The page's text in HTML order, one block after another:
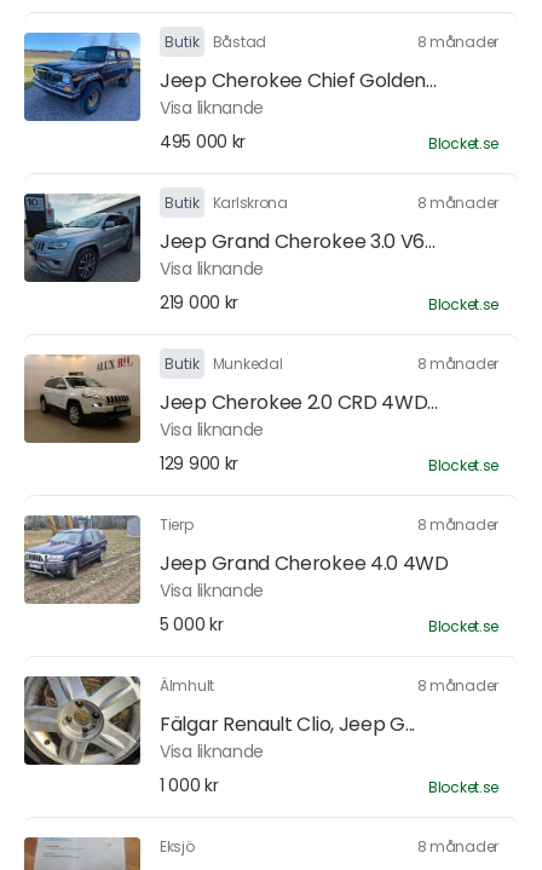
Butik Båstad 8 månader
Jeep Cherokee Chief Golden...
Visa liknande
495 000 kr
Blocket.se
Butik Karlskrona 8 månader
Jeep Grand Cherokee 3.0 V6...
Visa liknande
219 000 kr
Blocket.se
Butik Munkedal 8 månader
Jeep Cherokee 2.0 CRD 4WD...
Visa liknande
129 900 kr
Blocket.se
Tierp 8 månader
Jeep Grand Cherokee 4.0 4WD
Visa liknande
5 000 kr
Blocket.se
Älmhult 8 månader
Fälgar Renault Clio, Jeep G...
Visa liknande
1 000 kr
Blocket.se
Eksjö 8 månader